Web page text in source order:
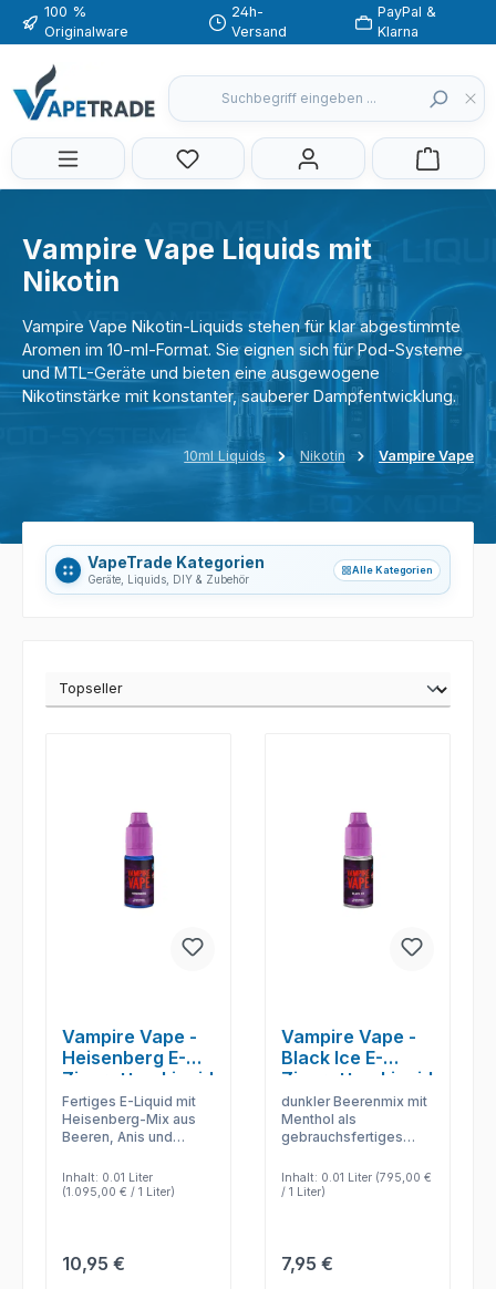
Zum Hauptinhalt springen
100 %
Originalware
24h-
Versand
PayPal &
Klarna
Du hast 0 Produkte auf dem
Vampire Vape Liquids mit
Nikotin
Vampire Vape Nikotin-Liquids stehen für klar abgestimmte
Aromen im 10-ml-Format. Sie eignen sich für Pod-Systeme
und MTL-Geräte und bieten eine ausgewogene
Nikotinstärke mit konstanter, sauberer Dampfentwicklung.
10ml Liquids Nikotin Vampire Vape
VapeTrade Kategorien
Geräte, Liquids, DIY & Zubehör
grid_viewAlle Kategorien
Vampire Vape -
Heisenberg E-
Zigaretten Liquid
Fertiges E-Liquid mit
Heisenberg-Mix aus
Beeren, Anis und
verwendbar und
passend für
Inhalt: 0.01 Liter
(1.095,00 € / 1 Liter)
Regulärer Preis:
10,95 €
Vampire Vape -
Black Ice E-
Zigaretten Liquid
dunkler Beerenmix mit
Menthol als
gebrauchsfertiges
dampfen und den
Geschmack ohne
Inhalt: 0.01 Liter (795,00 €
/ 1 Liter)
Regulärer Preis:
7,95 €